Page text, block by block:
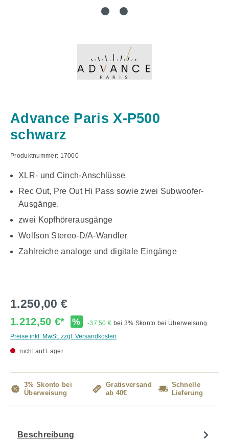
Advance Paris X-P500
schwarz
Produktnummer: 17000
XLR- und Cinch-Anschlüsse
Rec Out, Pre Out Hi Pass sowie zwei Subwoofer-
Ausgänge.
zwei Kopfhörerausgänge
Wolfson Stereo-D/A-Wandler
Zahlreiche analoge und digitale Eingänge
1.250,00 €
1.212,50 €* % -37,50 € bei 3% Skonto bei Überweisung
Preise inkl. MwSt. zzgl. Versandkosten
nicht auf Lager
3% Skonto bei
Überweisung
Gratisversand
ab 40€
Schnelle
Lieferung
Beschreibung